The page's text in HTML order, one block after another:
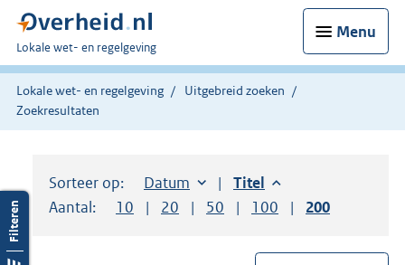
Menu
U
bent
hier:
Lokale wet- en regelgeving
Lokale wet- en regelgeving
Uitgebreid zoeken
Zoekresultaten
Sorteer op: Sorteer op:
Datum aflopendSorteer op:
Titel aflopend
Aantal:
Toon
10 resultaten per pagina
Toon
20 resultaten per pagina
Toon
50 resultaten per pagina
Toon
100 resultaten per
Toon
200